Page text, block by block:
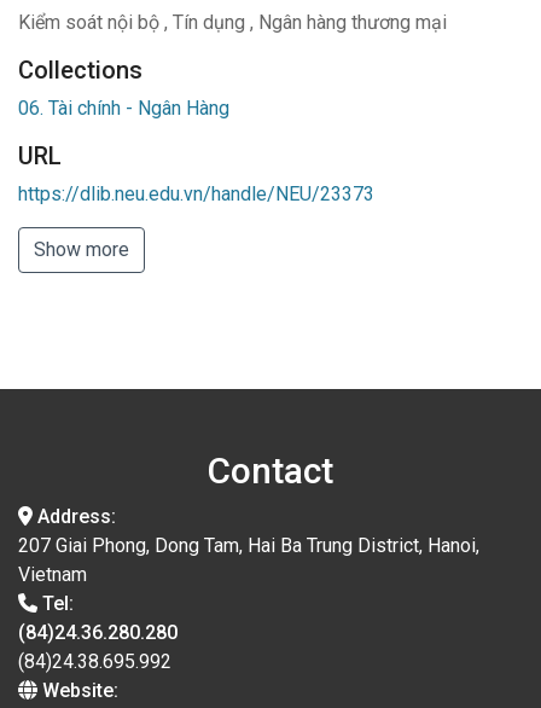
Kiểm soát nội bộ , Tín dụng , Ngân hàng thương mại
Collections
06. Tài chính - Ngân Hàng
URL
https://dlib.neu.edu.vn/handle/NEU/23373
Show more
Contact
Address:
207 Giai Phong, Dong Tam, Hai Ba Trung District, Hanoi,
Vietnam
Tel:
(84)24.36.280.280
(84)24.38.695.992
Website: